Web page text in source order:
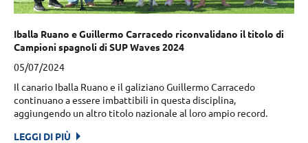
Iballa Ruano e Guillermo Carracedo riconvalidano il titolo di
Campioni spagnoli di SUP Waves 2024
05/07/2024
Il canario Iballa Ruano e il galiziano Guillermo Carracedo
continuano a essere imbattibili in questa disciplina,
aggiungendo un altro titolo nazionale al loro ampio record.
LEGGI DI PIÙ